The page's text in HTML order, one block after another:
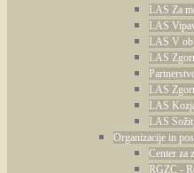
LAS Za
LAS
LAS V
LAS
LAS
LAS
LAS
Organizacije in
Center za
RGZC -